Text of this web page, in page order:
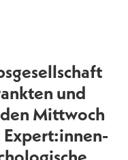
und
Mittwoch
Expert:innen-